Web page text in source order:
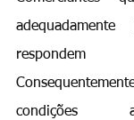
condições